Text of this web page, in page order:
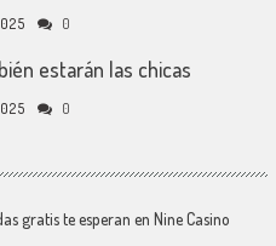
0
estarán las chicas
0
gratis te esperan en Nine Casino